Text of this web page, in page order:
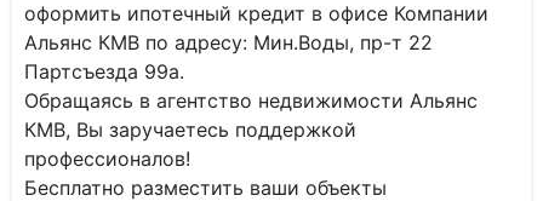
оформить ипотечный кредит в офисе Компании
Альянс КМВ по адресу: Мин.Воды, пр-т 22
Партсъезда 99а.
Обращаясь в агентство недвижимости Альянс
КМВ, Вы заручаетесь поддержкой
профессионалов!
Бесплатно разместить ваши объекты